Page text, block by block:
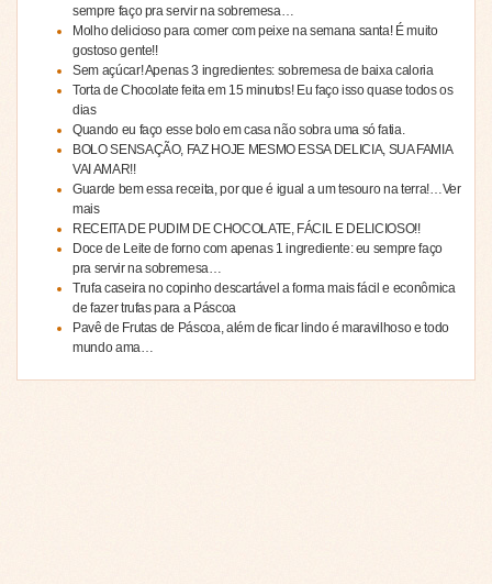
sempre faço pra servir na sobremesa…
Molho delicioso para comer com peixe na semana santa! É muito
gostoso gente!!
Sem açúcar! Apenas 3 ingredientes: sobremesa de baixa caloria
Torta de Chocolate feita em 15 minutos! Eu faço isso quase todos os
dias
Quando eu faço esse bolo em casa não sobra uma só fatia.
BOLO SENSAÇÃO, FAZ HOJE MESMO ESSA DELICIA, SUA FAMIA
VAI AMAR!!
Guarde bem essa receita, por que é igual a um tesouro na terra!…Ver
mais
RECEITA DE PUDIM DE CHOCOLATE, FÁCIL E DELICIOSO!!
Doce de Leite de forno com apenas 1 ingrediente: eu sempre faço
pra servir na sobremesa…
Trufa caseira no copinho descartável a forma mais fácil e econômica
de fazer trufas para a Páscoa
Pavê de Frutas de Páscoa, além de ficar lindo é maravilhoso e todo
mundo ama…